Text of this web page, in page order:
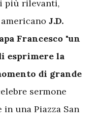
più rilevanti,
J.D.
Francesco "un
esprimere la
di grande
sermone
una Piazza San